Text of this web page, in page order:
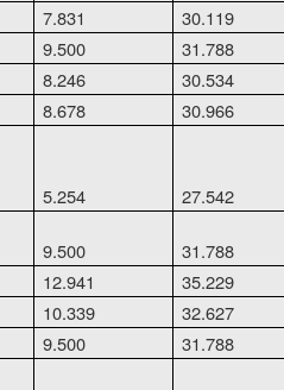
7.831
30.119
9.500
31.788
8.246
30.534
8.678
30.966
5.254
27.542
9.500
31.788
12.941
35.229
10.339
32.627
9.500
31.788